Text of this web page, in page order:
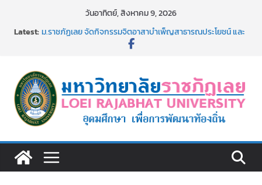
วันอาทิตย์, สิงหาคม 9, 2026
Latest:ม.ราชภัฏเลย จัดกิจกรรมจิตอาสาบำเพ็ญสาธารณประโยชน์ และ
เงินรายได้
ม.ราชภัฏเลย จัดมหกรรมวิชาการ เปิดบ้าน LRU ครั้งที่ 4 เปิดให้
นักเรียนมัธยมปลายค้นหาสาขาวิชาในฝัน สู่อนาคตที่ใช่
อธิการบดี มรภ.เลย ร่วมประชุมชี้แจงกับคณะอนุกรรมาธิการ
ประจำปีงบประมาณ พ.ศ. 2570
๑,๙๗๒ ชุด โดยวิธีเฉพาะเจาะจง